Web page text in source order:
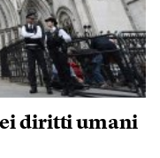
diritti umani